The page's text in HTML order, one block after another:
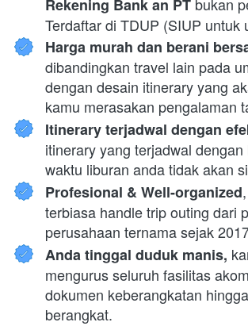
Rekening Bank an PT
Terdaftar di TDUP (SIUP untuk
dibandingkan travel lain pada
dengan desain itinerary yang
kamu merasakan pengalaman
Itinerary terjadwal dengan
itinerary yang terjadwal
waktu liburan anda tidak akan
Profesional & Well-organized
terbiasa handle trip outing dari
perusahaan ternama sejak
Anda tinggal duduk manis,
mengurus seluruh fasilitas
dokumen keberangkatan
berangkat.